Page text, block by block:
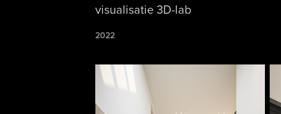
visualisatie 3D-lab
2022